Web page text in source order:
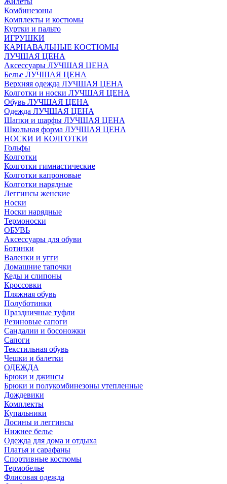
Комбинезоны
Комплекты и костюмы
Куртки и пальто
ИГРУШКИ
КАРНАВАЛЬНЫЕ КОСТЮМЫ
ЛУЧШАЯ ЦЕНА
Аксессуары ЛУЧШАЯ ЦЕНА
Белье ЛУЧШАЯ ЦЕНА
Верхняя одежда ЛУЧШАЯ ЦЕНА
Колготки и носки ЛУЧШАЯ ЦЕНА
Обувь ЛУЧШАЯ ЦЕНА
Одежда ЛУЧШАЯ ЦЕНА
Шапки и шарфы ЛУЧШАЯ ЦЕНА
Школьная форма ЛУЧШАЯ ЦЕНА
НОСКИ И КОЛГОТКИ
Гольфы
Колготки
Колготки гимнастические
Колготки капроновые
Колготки нарядные
Леггинсы женские
Носки
Носки нарядные
Термоноски
ОБУВЬ
Аксессуары для обуви
Ботинки
Валенки и угги
Домашние тапочки
Кеды и слипоны
Кроссовки
Пляжная обувь
Полуботинки
Праздничные туфли
Резиновые сапоги
Сандалии и босоножки
Сапоги
Текстильная обувь
Чешки и балетки
ОДЕЖДА
Брюки и джинсы
Брюки и полукомбинезоны утепленные
Дождевики
Комплекты
Купальники
Лосины и леггинсы
Нижнее белье
Одежда для дома и отдыха
Платья и сарафаны
Спортивные костюмы
Термобелье
Флисовая одежда